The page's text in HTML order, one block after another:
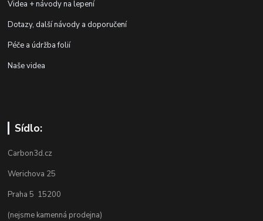
Videa + návody na lepení
Dotazy, další návody a doporučení
Péče a údržba folií
Naše videa
Sídlo:
Carbon3d.cz
Werichova 25
Praha 5 15200
(nejsme kamenná prodejna)